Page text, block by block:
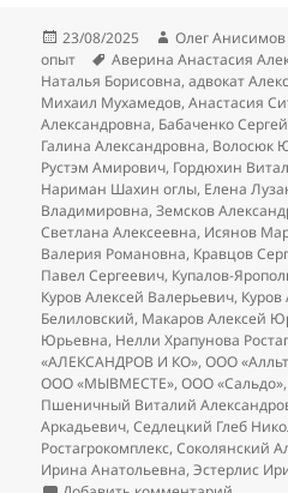
Опубликовано
23/08/2025 Автор
Олег Анисимов
опыт
Метки
Аверина Анастасия
Наталья Борисовна,адвокат
Михаил Мухамедов,Анастасия
Александровна, Бабаченко
Галина Александровна, Волосюк
Рустэм Амирович, Гордюхин
Нариман Шахин оглы, Елена
Владимировна,Земсков
Светлана Алексеевна, Исянов
Валерия Романовна, Кравцов
Павел Сергеевич, Купалов-
Куров Алексей Валерьевич,
Белиловский, Макаров Алексей
Юрьевна, Нелли Храпунова
«АЛЕКСАНДРОВ И КО»,ООО
ООО «МЫВМЕСТЕ»,ООО «Сальдо»,
Пшеничный Виталий
Аркадьевич,Седлецкий Глеб
Ростагрокомплекс,Соколянский
Ирина Анатольевна,Эстерлис